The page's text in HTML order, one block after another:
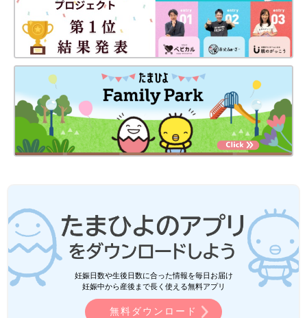
妊娠日数や生後日数に合った情報を毎日お届け
妊娠中から産後まで長く使える無料アプリ
無料ダウンロード